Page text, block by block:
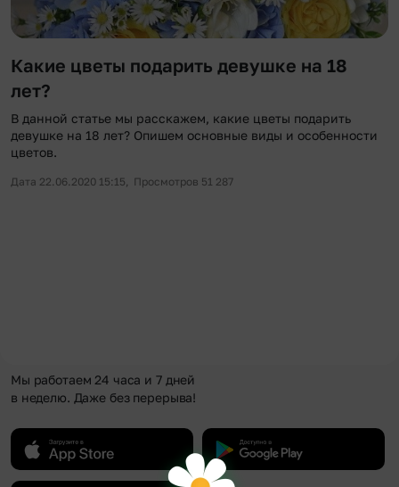
Какие цветы подарить девушке на 18
лет?
В данной статье мы расскажем, какие цветы подарить
девушке на 18 лет? Опишем основные виды и особенности
цветов.
Дата 22.06.2020 15:15, Просмотров 51 287
Мы работаем 24 часа и 7 дней
в неделю. Даже без перерыва!